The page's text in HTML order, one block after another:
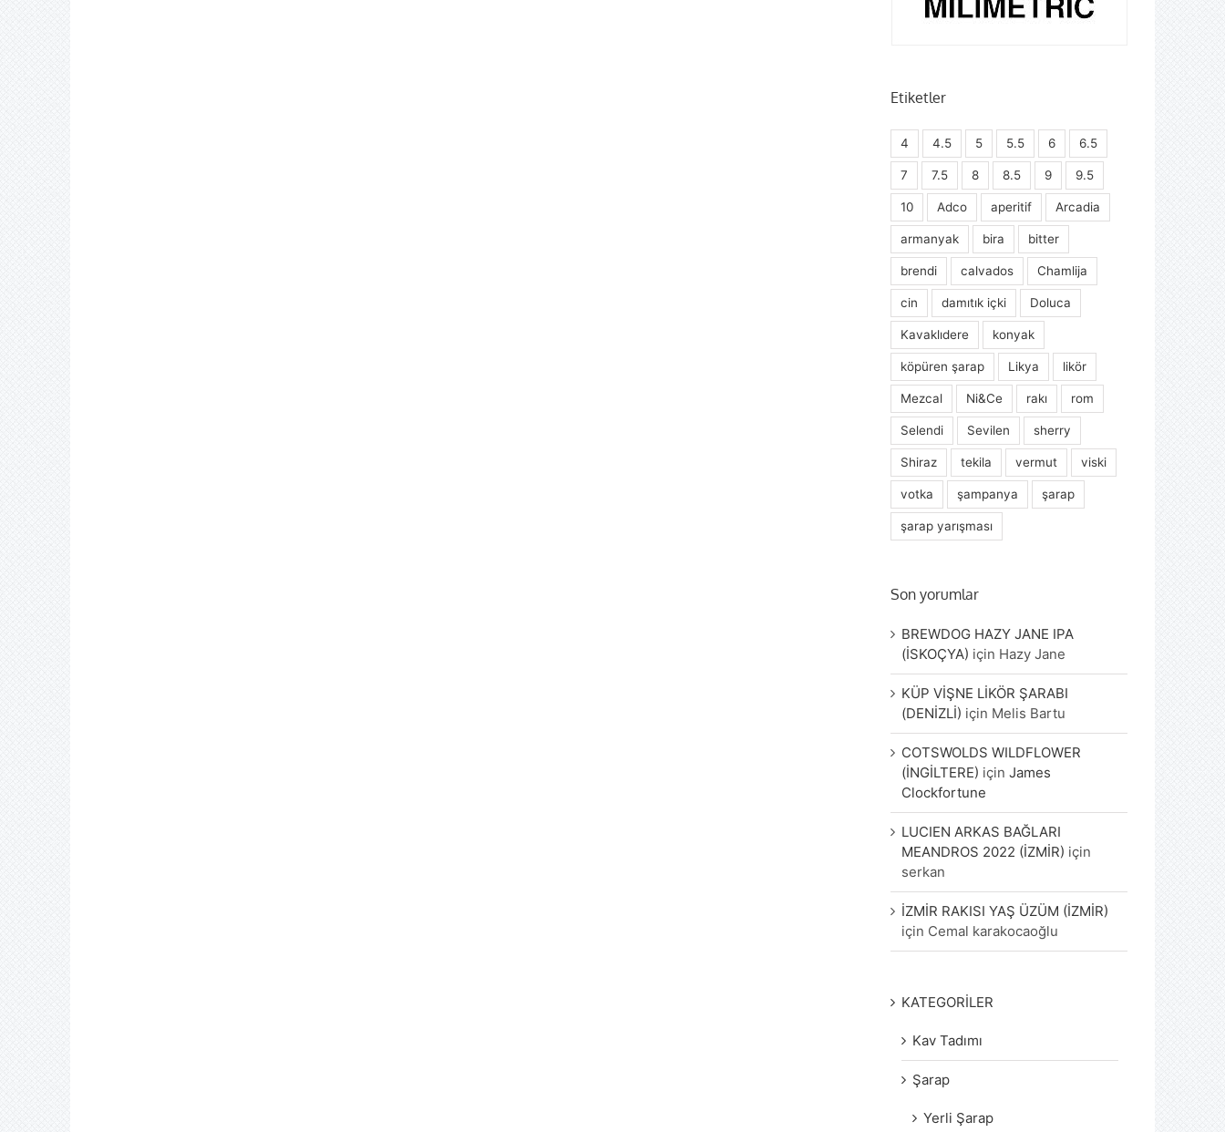
Etiketler
4 4.5 5 5.5 6 6.5
7 7.5 8 8.5 9 9.5
10 Adco aperitif Arcadia
armanyak bira bitter
brendi calvados Chamlija
cin damıtık içki Doluca
Kavaklıdere konyak
köpüren şarap Likya likör
Mezcal Ni&Ce rakı rom
Selendi Sevilen sherry
Shiraz tekila vermut viski
votka şampanya şarap
şarap yarışması
Son yorumlar
BREWDOG HAZY JANE IPA
(İSKOÇYA) için Hazy Jane
KÜP VİŞNE LİKÖR ŞARABI
(DENİZLİ) için Melis Bartu
COTSWOLDS WILDFLOWER
(İNGİLTERE) içinJames
Clockfortune
LUCIEN ARKAS BAĞLARI
MEANDROS 2022 (İZMİR) için
serkan
İZMİR RAKISI YAŞ ÜZÜM (İZMİR)
için Cemal karakocaoğlu
KATEGORİLER
Kav Tadımı
Şarap
Yerli Şarap